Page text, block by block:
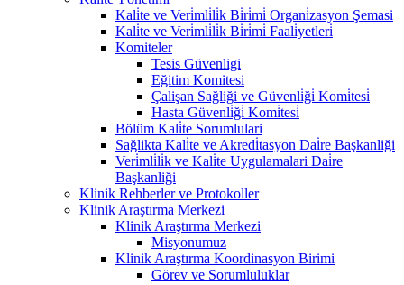
Kali̇te ve Veri̇mli̇li̇k Bi̇ri̇mi̇ Organi̇zasyon Şemasi
Kali̇te ve Veri̇mli̇li̇k Bi̇ri̇mi̇ Faali̇yetleri̇
Komiteler
Tesis Güvenligi
Eğitim Komitesi
Çalişan Sağliği ve Güvenli̇ği̇ Komi̇tesi̇
Hasta Güvenli̇ği̇ Komi̇tesi̇
Bölüm Kali̇te Sorumlulari
Sağlikta Kali̇te ve Akredi̇tasyon Dai̇re Başkanliği
Veri̇mli̇li̇k ve Kali̇te Uygulamalari Dai̇re
Başkanliği
Klinik Rehberler ve Protokoller
Klinik Araştırma Merkezi
Klinik Araştırma Merkezi
Misyonumuz
Klinik Araştırma Koordinasyon Birimi
Görev ve Sorumluluklar